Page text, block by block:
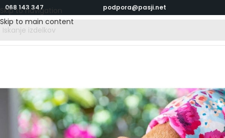
Skip to navigation
Skip to main content
068 143 347 podpora@pasji.net